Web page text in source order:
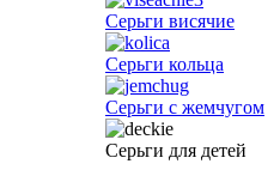
Серьги висячие
Серьги кольца
Серьги с жемчугом
Серьги для детей